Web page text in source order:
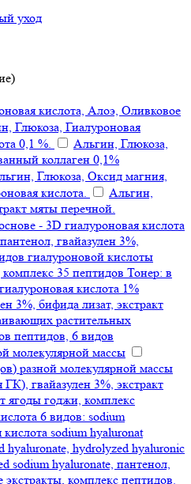
уход
кислота, Алоэ, Оливковое
Глюкоза, Гиалуроновая
0,1 %.
Альгин, Глюкоза,
коллаген 0,1%
Глюкоза, Оксид магния,
кислота.
Альгин,
мяты перечной.
- 3D гиалуроновая кислота
гвайазулен 3%,
гиалуроновой кислоты
35 пептидов Тонер: в
кислота 1%
3%, бифида лизат, экстракт
растительных
пептидов, 6 видов
молекулярной массы
разной молекулярной массы
гвайазулен 3%, экстракт
ягоды годжи, комплекс
6 видов: sodium
sodium hyaluronat
hyaluronate, hydrolyzed hyaluronic
sodium hyaluronate, пантенол,
экстракты, комплекс пептидов.